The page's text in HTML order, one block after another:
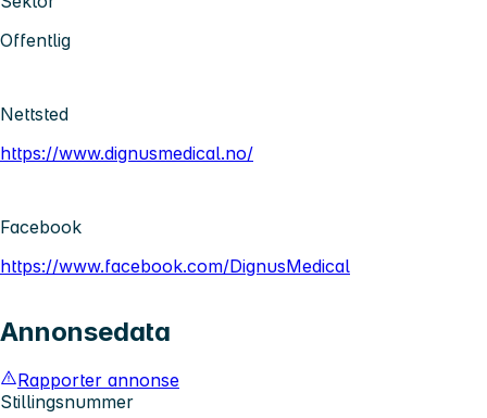
Offentlig
Nettsted
https://www.dignusmedical.no/
Facebook
https://www.facebook.com/DignusMedical
Annonsedata
Rapporter annonse
Stillingsnummer